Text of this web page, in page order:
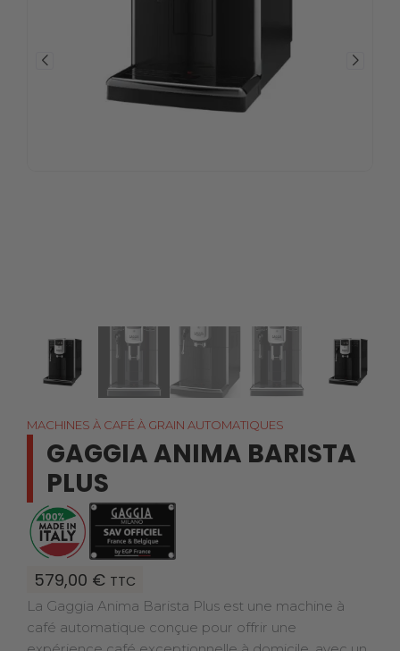
MACHINES À CAFÉ À GRAIN AUTOMATIQUES
GAGGIA ANIMA BARISTA
PLUS
579,00 € TTC
La Gaggia Anima Barista Plus est une machine à
café automatique conçue pour offrir une